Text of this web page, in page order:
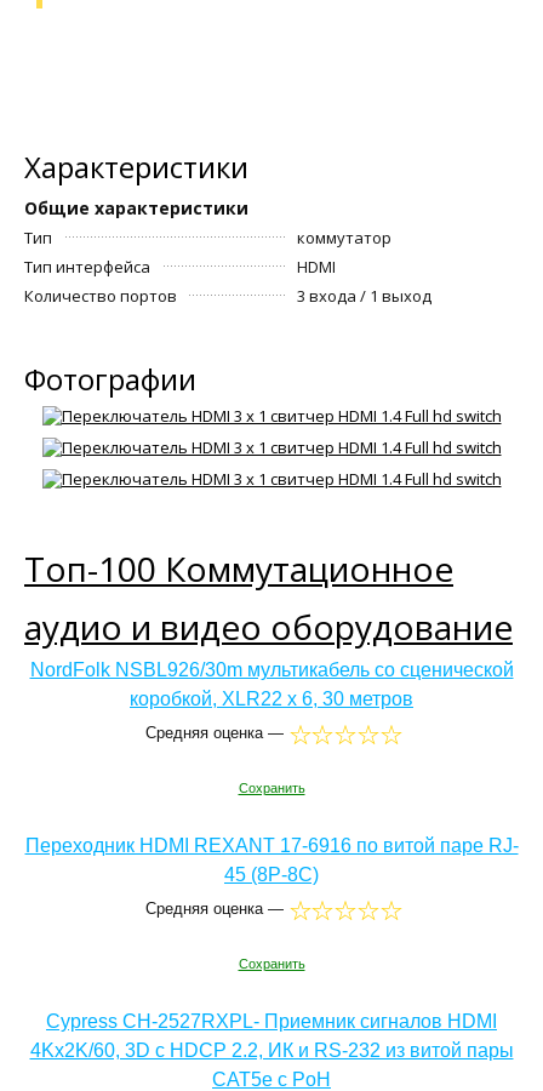
Характеристики
Общие характеристики
Тип
коммутатор
Тип интерфейса
HDMI
Количество портов
3 входа / 1 выход
Фотографии
Топ-100 Коммутационное
аудио и видео оборудование
NordFolk NSBL926/30m мультикабель со сценической
коробкой, XLR22 х 6, 30 метров
Средняя оценка —
Сохранить
Переходник HDMI REXANT 17-6916 по витой паре RJ-
45 (8P-8C)
Средняя оценка —
Сохранить
Cypress CH-2527RXPL- Приемник сигналов HDMI
4Kх2K/60, 3D с HDCP 2.2, ИК и RS-232 из витой пары
CAT5e с PoH